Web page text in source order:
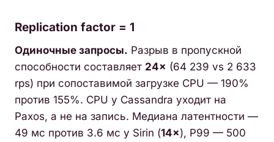
Replication factor = 1
Одиночные запросы. Разрыв в пропускной
способности составляет 24× (64 239 vs 2 633
rps) при сопоставимой загрузке CPU — 190%
против 155%. CPU у Cassandra уходит на
Paxos, а не на запись. Медиана латентности —
49 мс против 3.6 мс у Sirin (14×), P99 — 500